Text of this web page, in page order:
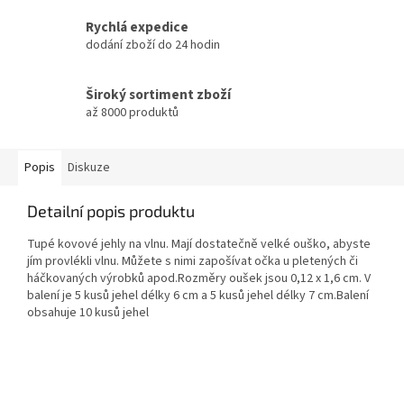
Rychlá expedice
dodání zboží do 24 hodin
Široký sortiment zboží
až 8000 produktů
Popis Diskuze
Detailní popis produktu
Tupé kovové jehly na vlnu. Mají dostatečně velké ouško, abyste
jím provlékli vlnu. Můžete s nimi zapošívat očka u pletených či
háčkovaných výrobků apod.Rozměry oušek jsou 0,12 x 1,6 cm. V
balení je 5 kusů jehel délky 6 cm a 5 kusů jehel délky 7 cm.Balení
obsahuje 10 kusů jehel